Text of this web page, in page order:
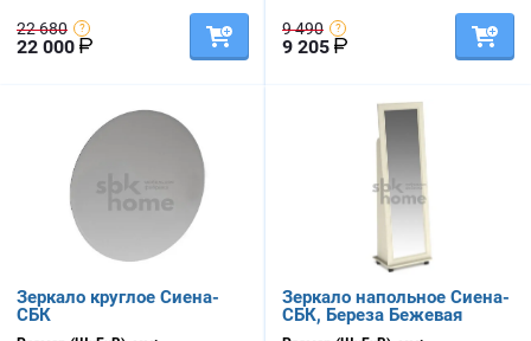
22 680
22 000
9 490
9 205
Зеркало круглое Сиена-
СБК
Зеркало напольное Сиена-
СБК, Береза Бежевая